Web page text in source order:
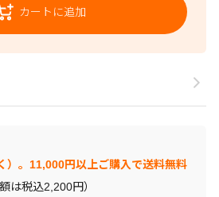
カートに追加
）。11,000円以上ご購入で送料無料
は税込2,200円）